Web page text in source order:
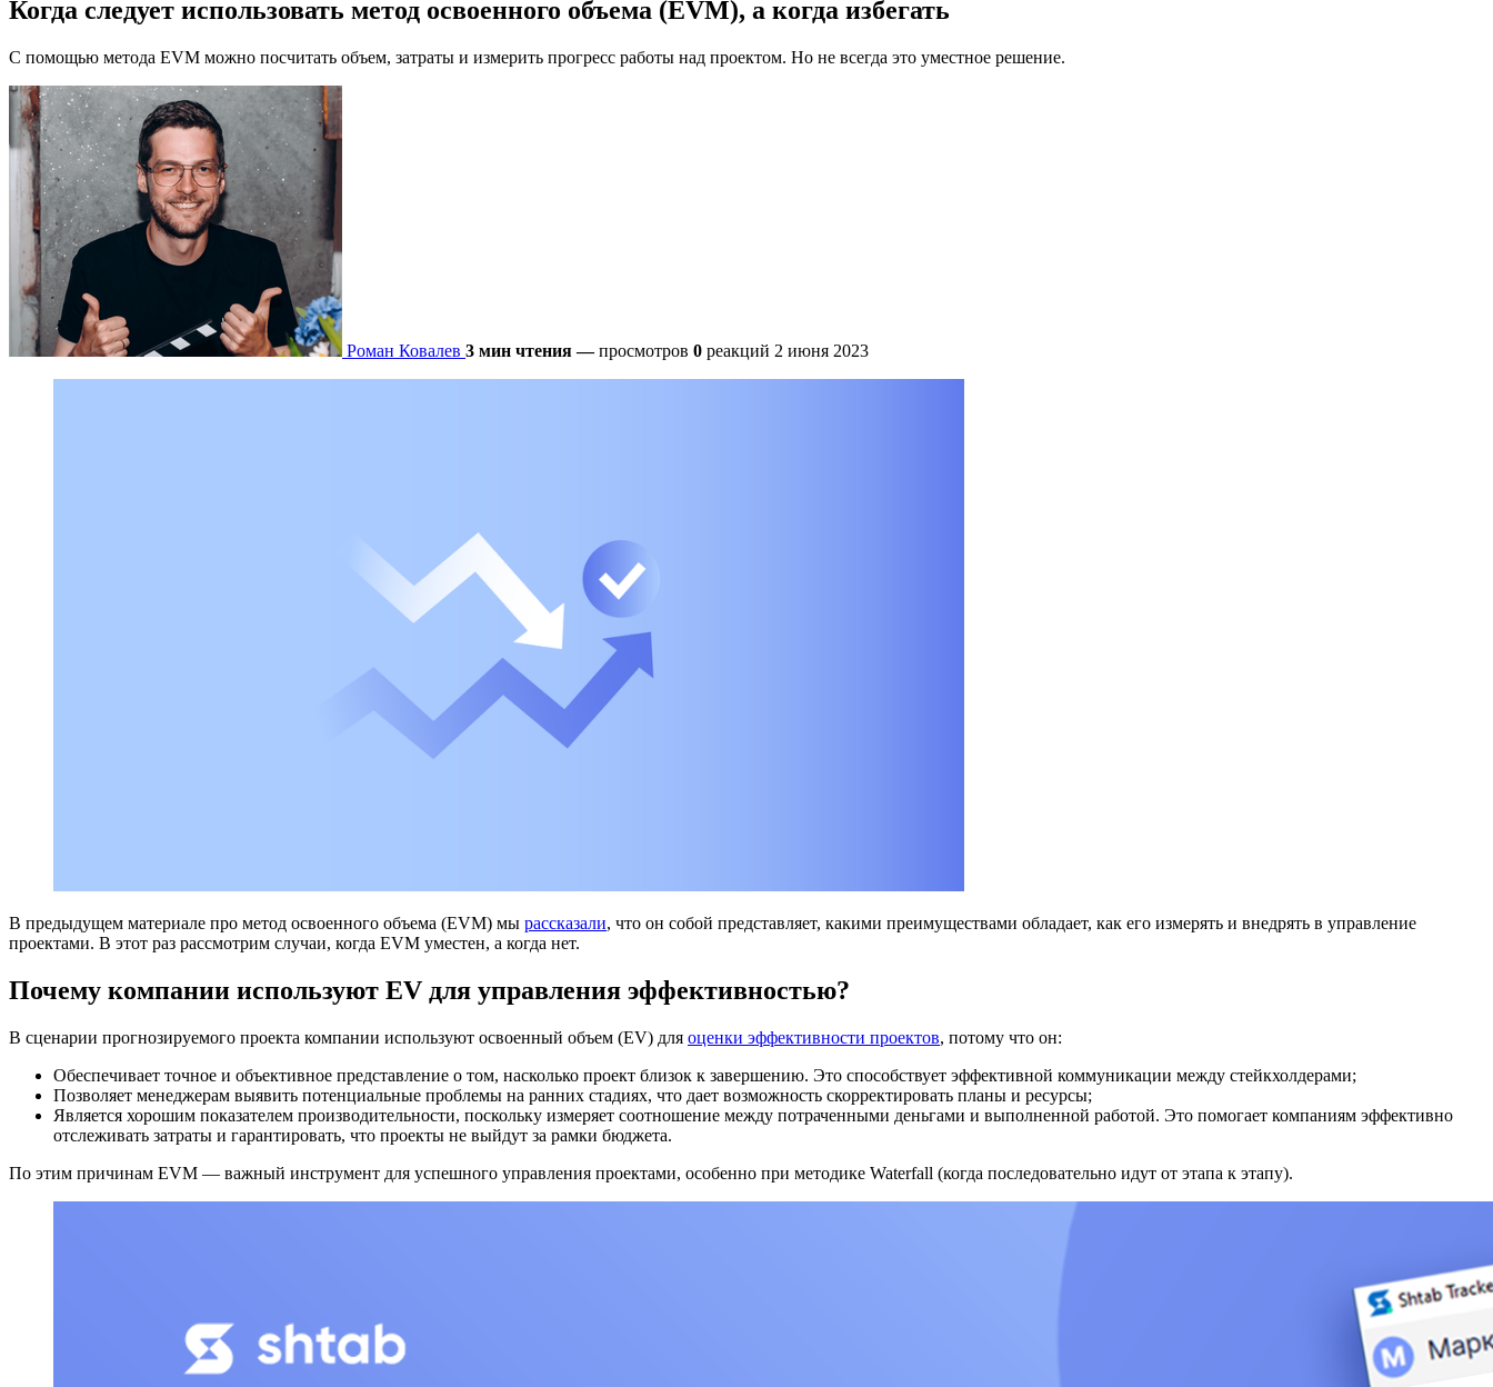
Когда следует использовать метод освоенного объема (EVM), а когда избегать
С помощью метода EVM можно посчитать объем, затраты и измерить прогресс работы над проектом. Но не всегда это уместное решение.
Роман Ковалев 3 мин чтения —просмотров 0 реакций 2 июня 2023
В предыдущем материале про метод освоенного объема (EVM) мы рассказали, что он собой представляет, какими преимуществами обладает, как его измерять и внедрять в управление
проектами. В этот раз рассмотрим случаи, когда EVM уместен, а когда нет.
Почему компании используют EV для управления эффективностью?
В сценарии прогнозируемого проекта компании используют освоенный объем (EV) для оценки эффективности проектов, потому что он:
Обеспечивает точное и объективное представление о том, насколько проект близок к завершению. Это способствует эффективной коммуникации между стейкхолдерами;
Позволяет менеджерам выявить потенциальные проблемы на ранних стадиях, что дает возможность скорректировать планы и ресурсы;
Является хорошим показателем производительности, поскольку измеряет соотношение между потраченными деньгами и выполненной работой. Это помогает компаниям эффективно
отслеживать затраты и гарантировать, что проекты не выйдут за рамки бюджета.
По этим причинам EVM — важный инструмент для успешного управления проектами, особенно при методике Waterfall (когда последовательно идут от этапа к этапу).